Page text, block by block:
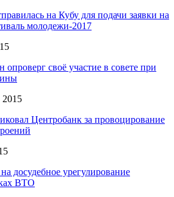
на Кубу для подачи заявки на
молодежи-2017
своё участие в совете при
2015
Центробанк за провоцирование
досудебное урегулирование
ВТО